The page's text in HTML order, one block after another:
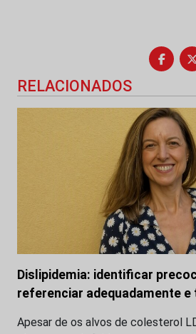
RELACIONADOS
Dislipidemia: identificar
referenciar adequadamente
Apesar de os alvos de colesterol